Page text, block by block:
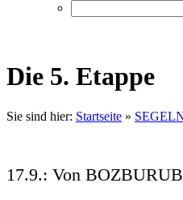
Die 5. Etappe
Sie sind hier: Startseite »
17.9.: Von